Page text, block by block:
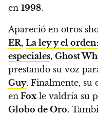
en 1998.
Apareció en otros
ER, La ley y el
especiales, Ghost
prestando su voz
Guy. Finalmente, su
en Fox le valdría su
Globo de Oro.